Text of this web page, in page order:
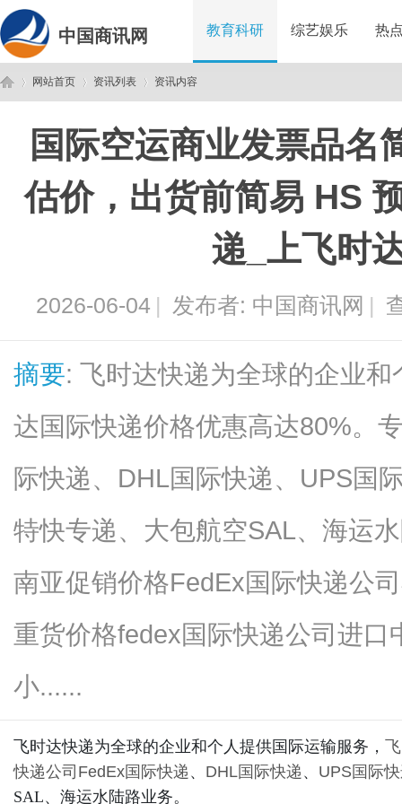
中国商讯网 教育科研 综艺娱乐 热
网站首页
›
资讯列表
›
资讯内容
国际空运商业发票品名
估价，出货前简易 HS
递_上飞时
2026-06-04 | 发布者: 中国商讯网 |
摘要: 飞时达快递为全球的企业
达国际快递价格优惠高达80%。
际快递、DHL国际快递、UPS国
特快专递、大包航空SAL、海运
南亚促销价格FedEx国际快递公
重货价格fedex国际快递公司进
小......
飞时达快递为全球的企业和个人提供国际运输服务，
快递公司 FedEx国际快递 、 DHL国际快递 、 UPS国际
SAL、海运水陆路业务。